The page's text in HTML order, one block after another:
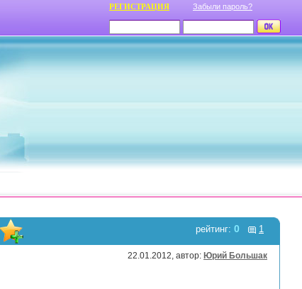
РЕГИСТРАЦИЯ Забыли пароль?
рейтинг: 0 1
22.01.2012, автор: Юрий Большак